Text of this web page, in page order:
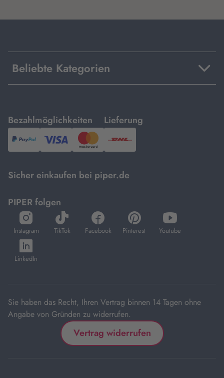
Beliebte Kategorien
Bezahlmöglichkeiten
mit
PayPal,Visa
und
Lieferung
mit
DHL.
Sicher einkaufen bei piper.de
PIPER folgen
Instagram
öffnet
in
neuem
Tab
TikTok
öffnet
in
Facebook
öffnet
in
Pinterest
öffnet
in
Youtube
öffnet
in
LinkedIn
öffnet
in
Sie haben das Recht, Ihren Vertrag binnen 14 Tagen ohne
Angabe von Gründen zu widerrufen.
Vertrag widerrufen